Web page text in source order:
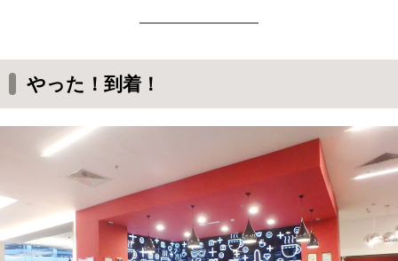
やった！到着！